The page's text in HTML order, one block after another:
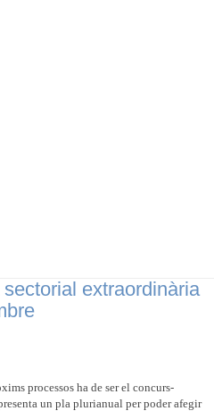
extraordinària
processos ha de ser el concurs-
un pla plurianual per poder afegir